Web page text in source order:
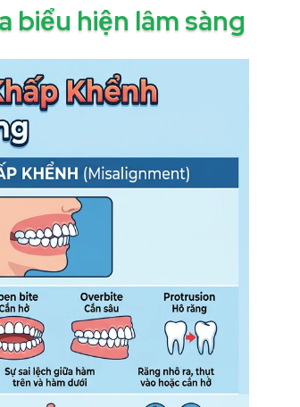
biểu hiện lâm sàng